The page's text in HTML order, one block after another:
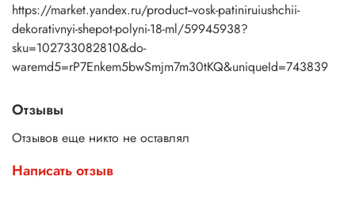
https://market.yandex.ru/product--vosk-patiniruiushchii-
dekorativnyi-shepot-polyni-18-ml/59945938?
sku=102733082810&do-
waremd5=rP7Enkem5bwSmjm7m30tKQ&uniqueId=743839
Отзывы
Отзывов еще никто не оставлял
Написать отзыв